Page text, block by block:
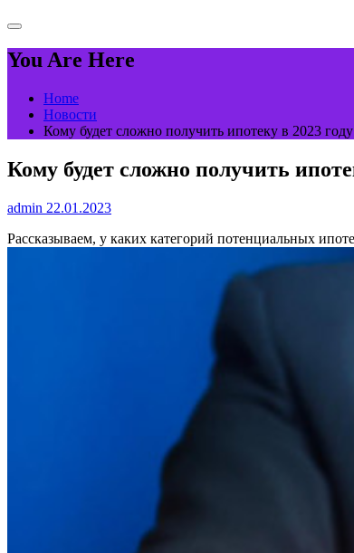
You Are Here
Home
Новости
Кому будет сложно получить ипотеку в 2023 году
Кому будет сложно получить
admin 22.01.2023
Рассказываем, у каких категорий потенциальных